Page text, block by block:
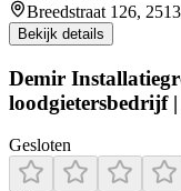
Breedstraat 126,
Bekijk details
Demir
loodgietersbedrijf
Gesloten